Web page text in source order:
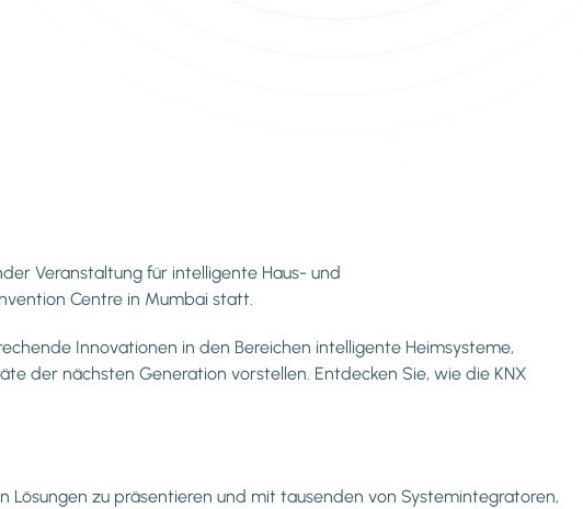
Veranstaltung für intelligente Haus- und
Centre in Mumbai statt.
Innovationen in den Bereichen intelligente Heimsysteme,
der nächsten Generation vorstellen. Entdecken Sie, wie die KNX
Lösungen zu präsentieren und mit tausenden von Systemintegratoren,